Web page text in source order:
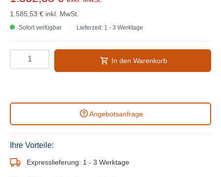
1.585,53 € inkl. MwSt.
Sofort verfügbar Lieferzeit: 1 - 3 Werktage
In den Warenkorb
Angebotsanfrage
Ihre Vorteile:
Expresslieferung: 1 - 3 Werktage